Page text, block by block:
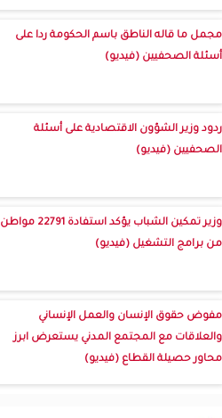
مجمل ما قاله الناطق باسم الحكومة ردا على
أسئلة الصحفيين (فيديو)
ردود وزير الشؤون الاقتصادية على أسئلة
الصحفيين (فيديو)
وزير تمكين الشباب يؤكد استفادة 22791 مواطن
من برامج التشغيل (فيديو)
مفوض حقوق الإنسان والعمل الإنساني
والعلاقات مع المجتمع المدني يستعرض ابرز
محاور حصيلة القطاع (فيديو)